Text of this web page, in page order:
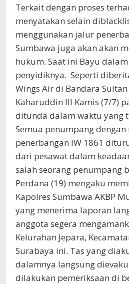
Terkait dengan proses
menyatakan selain
menggunakan jalur
Sumbawa juga akan akan
hukum. Saat ini Bayu
penyidiknya. Seperti
Wings Air di Bandara
Kaharuddin III Kamis (7/7)
ditunda dalam waktu yang
Semua penumpang
penerbangan IW 1861
dari pesawat dalam
salah seorang penumpang
Perdana (19) mengaku
Kapolres Sumbawa AKBP
yang menerima laporan
anggota segera
Kelurahan Jepara,
Surabaya ini. Tas yang
dalamnya langsung
dilakukan pemeriksaan di